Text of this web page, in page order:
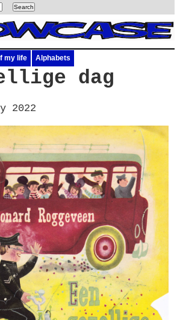
my life Alphabets
dag
2022